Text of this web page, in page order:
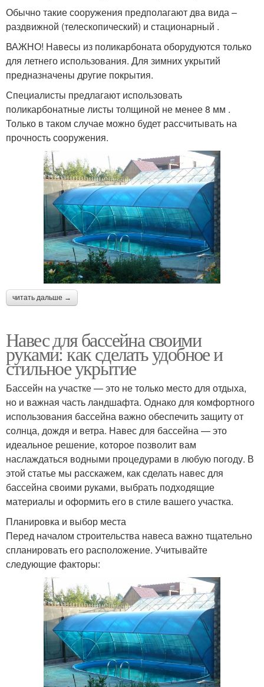
Обычно такие сооружения предполагают два вида –
раздвижной (телескопический) и стационарный .
ВАЖНО! Навесы из поликарбоната оборудуются только
для летнего использования. Для зимних укрытий
предназначены другие покрытия.
Специалисты предлагают использовать
поликарбонатные листы толщиной не менее 8 мм .
Только в таком случае можно будет рассчитывать на
прочность сооружения.
читать дальше →
Навес для бассейна своими
руками: как сделать удобное и
стильное укрытие
Бассейн на участке — это не только место для отдыха,
но и важная часть ландшафта. Однако для комфортного
использования бассейна важно обеспечить защиту от
солнца, дождя и ветра. Навес для бассейна — это
идеальное решение, которое позволит вам
наслаждаться водными процедурами в любую погоду. В
этой статье мы расскажем, как сделать навес для
бассейна своими руками, выбрать подходящие
материалы и оформить его в стиле вашего участка.
Планировка и выбор места
Перед началом строительства навеса важно тщательно
спланировать его расположение. Учитывайте
следующие факторы: